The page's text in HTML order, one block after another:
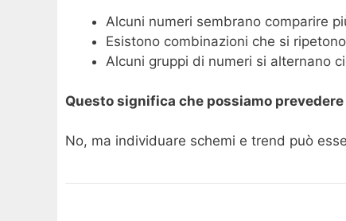
Alcuni numeri sembrano comparire
Esistono combinazioni che si
Alcuni gruppi di numeri si alternano
Questo significa che possiamo
No, ma individuare schemi e trend può